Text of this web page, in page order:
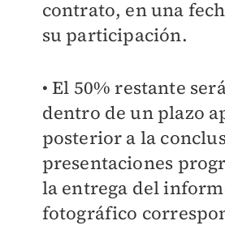
contrato, en una
su participación.
• El 50% restante
dentro de un plazo
posterior a la
presentaciones
la entrega del
fotográfico